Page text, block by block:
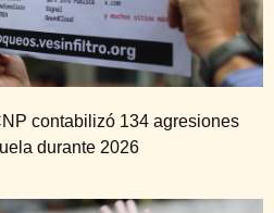
contabilizó 134 agresiones
durante 2026